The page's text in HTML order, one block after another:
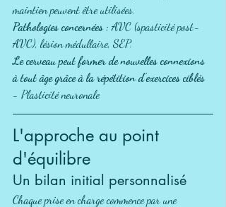
maintien peuvent être utilisées.
Pathologies concernées : AVC (spasticité post-
AVC), lésion médullaire, SEP.
Le cerveau peut former de nouvelles connexions
à tout âge grâce à la répétition d'exercices ciblés
- Plasticité neuronale
L'approche au point
d'équilibre
Un bilan initial personnalisé
Chaque prise en charge commence par une